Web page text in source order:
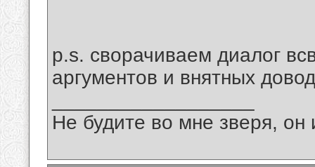
p.s. сворачиваем диалог
аргументов и внятных
Не будите во мне зверя, он